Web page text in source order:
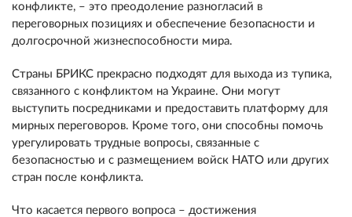
конфликте, – это преодоление разногласий в
переговорных позициях и обеспечение безопасности и
долгосрочной жизнеспособности мира.
Страны БРИКС прекрасно подходят для выхода из тупика,
связанного с конфликтом на Украине. Они могут
выступить посредниками и предоставить платформу для
мирных переговоров. Кроме того, они способны помочь
урегулировать трудные вопросы, связанные с
безопасностью и с размещением войск НАТО или других
стран после конфликта.
Что касается первого вопроса – достижения